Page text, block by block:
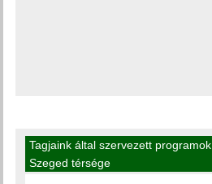
Tagjaink által szervezett programok
Szeged térsége